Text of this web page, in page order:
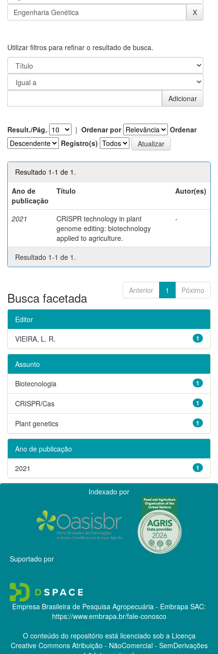
Utilizar filtros para refinar o resultado de busca.
Result./Pág. | Ordenar por
Ordenar
Registro(s)
Resultado 1-1 de 1.
Ano de
publicação
Título Autor(es)
2021
CRISPR technology in plant
genome editing: biotechnology
applied to agriculture.
-
Resultado 1-1 de 1.
Anterior 1 Póximo
Busca facetada
Editor
1
VIEIRA, L. R.
Assunto
1
Biotecnologia
1
CRISPR/Cas
1
Plant genetics
Ano de publicação
1
2021
Indexado por
Suportado por
Empresa Brasileira de Pesquisa Agropecuária - Embrapa SAC:
https://www.embrapa.br/fale-conosco
O conteúdo do repositório está licenciado sob a Licença
Creative CommonsAtribuição - NãoComercial - SemDerivações